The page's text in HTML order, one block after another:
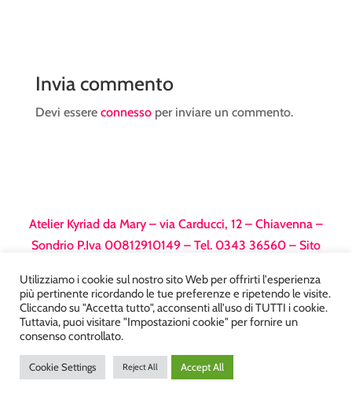
Invia commento
Devi essere connessoper inviare un commento.
Atelier Kyriad da Mary – via Carducci, 12 – Chiavenna –
Sondrio P.Iva 00812910149 – Tel. 0343 36560 – Sito
Utilizziamo i cookie sul nostro sito Web per offrirti l'esperienza
più pertinente ricordando le tue preferenze e ripetendo le visite.
Cliccando su "Accetta tutto", acconsenti all'uso di TUTTI i cookie.
Tuttavia, puoi visitare "Impostazioni cookie" per fornire un
consenso controllato.
Cookie Settings Reject All Accept All